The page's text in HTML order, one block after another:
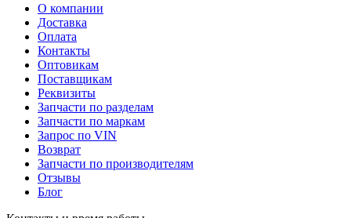
О компании
Доставка
Оплата
Контакты
Оптовикам
Поставщикам
Реквизиты
Запчасти по разделам
Запчасти по маркам
Запрос по VIN
Возврат
Запчасти по производителям
Отзывы
Блог